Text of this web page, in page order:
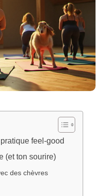
feel-good
(et ton sourire)
des chèvres